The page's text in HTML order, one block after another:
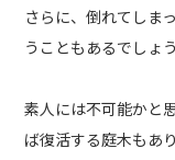
さらに、倒れてしま
うこともあるでしょう
素人には不可能かと
ば復活する庭木もあり